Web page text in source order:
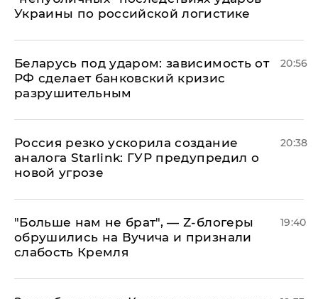
Украины по российской логистике
Беларусь под ударом: зависимость от
РФ сделает банковский кризис
разрушительным
20:56
​Россия резко ускорила создание
аналога Starlink: ГУР предупредил о
новой угрозе
20:38
​"Больше нам не брат", — Z-блогеры
обрушились на Вучича и признали
слабость Кремля
19:40